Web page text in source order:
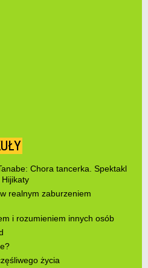
Chora tancerka. Spektakl
realnym zaburzeniem
i rozumieniem innych osób
życia